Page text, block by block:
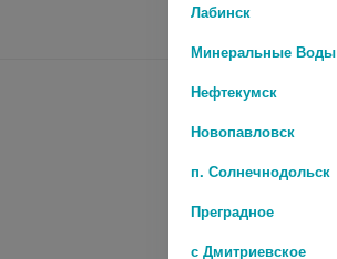
Лабинск
Минеральные Воды
Нефтекумск
Новопавловск
п. Солнечнодольск
Преградное
с Дмитриевское